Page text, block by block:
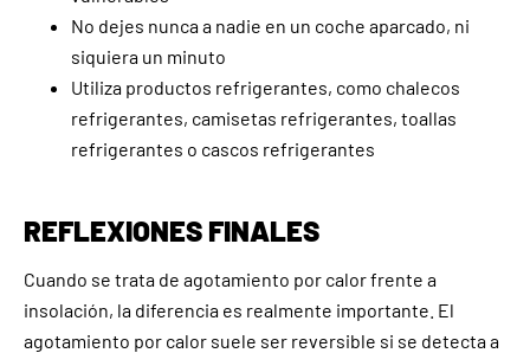
No dejes nunca a nadie en un coche aparcado, ni
siquiera un minuto
Utiliza productos refrigerantes, como chalecos
refrigerantes, camisetas refrigerantes, toallas
refrigerantes o cascos refrigerantes
REFLEXIONES FINALES
Cuando se trata de agotamiento por calor frente a
insolación, la diferencia es realmente importante. El
agotamiento por calor suele ser reversible si se detecta a